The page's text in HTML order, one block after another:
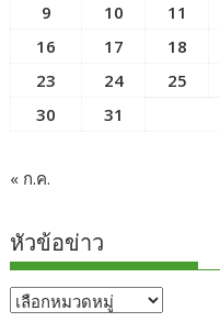
9
10 11
16
17 18
23
24 25
30
31
« ก.ค.
หัวข้อข่าว
หัวข้อ